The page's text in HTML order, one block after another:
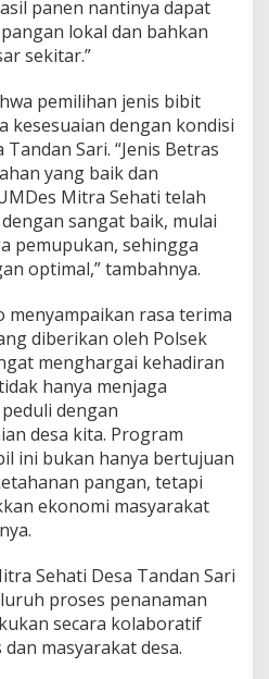
panen nantinya dapat
lokal dan bahkan
sekitar.”
pemilihan jenis bibit
kesesuaian dengan kondisi
Sari. “Jenis Betras
yang baik dan
Mitra Sehati telah
sangat baik, mulai
pemupukan, sehingga
optimal,” tambahnya.
menyampaikan rasa terima
diberikan oleh Polsek
menghargai kehadiran
hanya menjaga
dengan
desa kita. Program
ini bukan hanya bertujuan
pangan, tetapi
ekonomi masyarakat
Sehati Desa Tandan Sari
proses penanaman
secara kolaboratif
masyarakat desa.